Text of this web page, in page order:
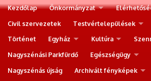
Kezdőlap Önkormányzat
Civil szervezetek
Testvértelepülések
Történet
Egyház Kultúra
Nagyszénási Parkfürdő
Egészségügy
Nagyszénás újság
Archivált fényképek